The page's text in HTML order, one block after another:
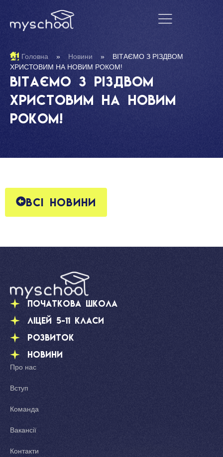
Головна » Новини »
ВІТАЄМО З РІЗДВОМ
ХРИСТОВИМ НА НОВИМ РОКОМ!
ВІТАЄМО З РІЗДВОМ
ХРИСТОВИМ НА НОВИМ
РОКОМ!
Всі новини
Початкова школа
Ліцей 5-11 класи
Розвиток
Новини
Про нас
Вступ
Команда
Вакансії
Контакти